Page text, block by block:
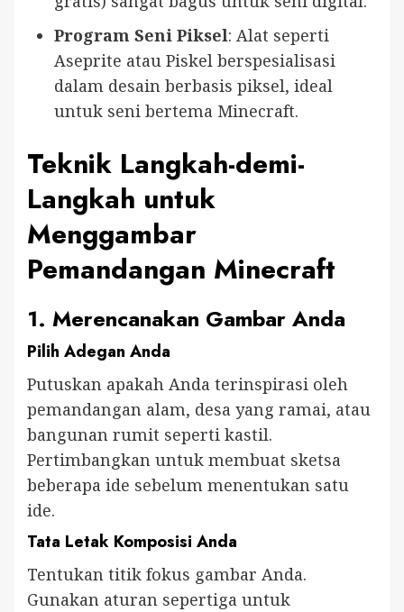
Program Seni Piksel: Alat seperti
Aseprite atau Piskel berspesialisasi
dalam desain berbasis piksel, ideal
untuk seni bertema Minecraft.
Teknik Langkah-demi-
Langkah untuk
Menggambar
Pemandangan Minecraft
1. Merencanakan Gambar Anda
Pilih Adegan Anda
Putuskan apakah Anda terinspirasi oleh
pemandangan alam, desa yang ramai, atau
bangunan rumit seperti kastil.
Pertimbangkan untuk membuat sketsa
beberapa ide sebelum menentukan satu
ide.
Tata Letak Komposisi Anda
Tentukan titik fokus gambar Anda.
Gunakan aturan sepertiga untuk